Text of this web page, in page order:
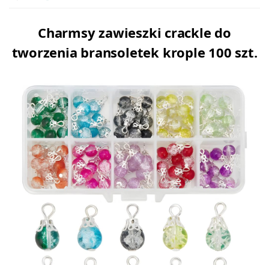
Charmsy zawieszki crackle do
tworzenia bransoletek krople 100 szt.